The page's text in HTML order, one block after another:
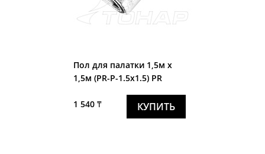
Пол для палатки 1,5м х
1,5м (PR-P-1.5x1.5) PR
1 540 ₸ КУПИТЬ